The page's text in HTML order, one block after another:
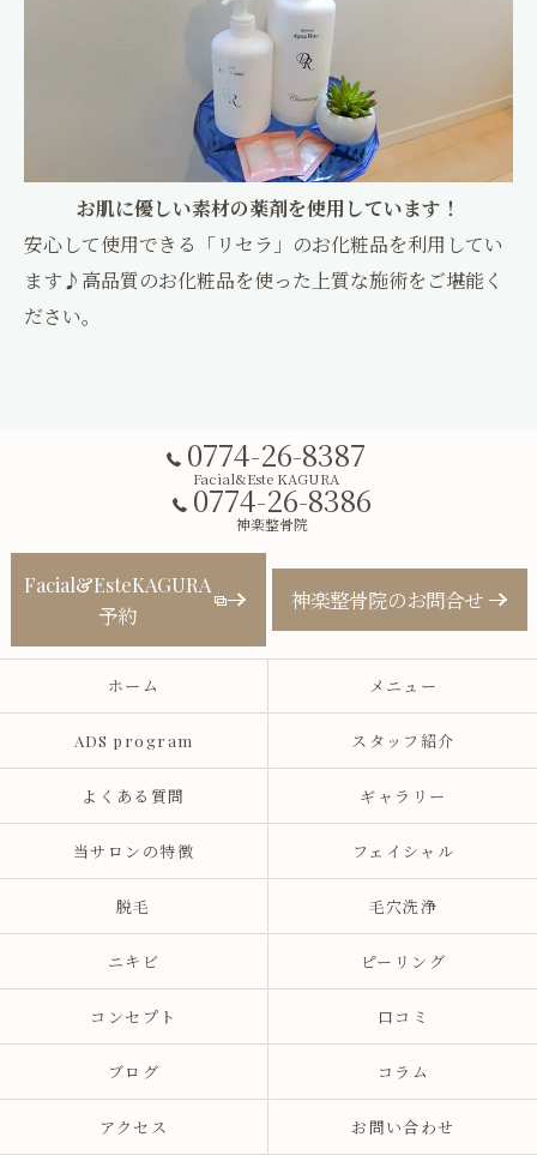
お肌に優しい素材の薬剤を使用しています！
安心して使用できる「リセラ」のお化粧品を利用してい
ます♪高品質のお化粧品を使った上質な施術をご堪能く
ださい。
0774-26-8387
Facial&Este KAGURA
0774-26-8386
神楽整骨院
Facial&EsteKAGURA
予約
神楽整骨院のお問合せ
ホーム メニュー
ADS program スタッフ紹介
よくある質問 ギャラリー
当サロンの特徴 フェイシャル
脱毛 毛穴洗浄
ニキビ ピーリング
コンセプト 口コミ
ブログ コラム
アクセス お問い合わせ